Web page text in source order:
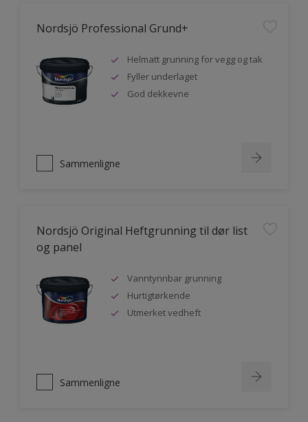
Nordsjö Professional Grund+
Helmatt grunning for vegg og tak
Fyller underlaget
God dekkevne
Sammenligne
Nordsjö Original Heftgrunning til dør list
og panel
Vanntynnbar grunning
Hurtigtørkende
Utmerket vedheft
Sammenligne